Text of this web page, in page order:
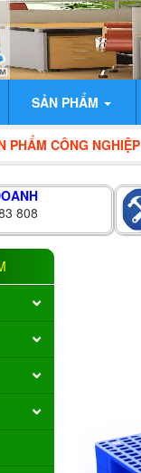
SẢN PHẨM
PHẨM CÔNG NGHIỆP
808